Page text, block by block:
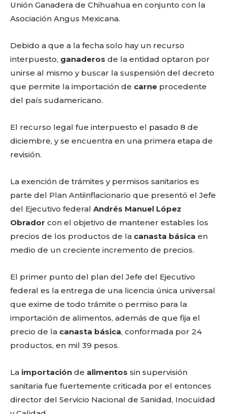
Facebook
Twitter
EmailWhatsApp
Copy
Link
Gmail
Telegram
Unión Ganadera de Chihuahua en conjunto con la
Asociación Angus Mexicana.
Debido a que a la fecha solo hay un recurso
interpuesto, ganaderos de la entidad optaron por
unirse al mismo y buscar la suspensión del decreto
que permite la importación de carne procedente
del país sudamericano.
El recurso legal fue interpuesto el pasado 8 de
diciembre, y se encuentra en una primera etapa de
revisión.
La exención de trámites y permisos sanitarios es
parte del Plan Antiinflacionario que presentó el Jefe
del Ejecutivo federal Andrés Manuel López
Obrador con el objetivo de mantener estables los
precios de los productos de la canasta básica en
medio de un creciente incremento de precios.
El primer punto del plan del Jefe del Ejecutivo
federal es la entrega de una licencia única universal
que exime de todo trámite o permiso para la
importación de alimentos, además de que fija el
precio de la canasta básica, conformada por 24
productos, en mil 39 pesos.
La importación de alimentos sin supervisión
sanitaria fue fuertemente criticada por el entonces
director del Servicio Nacional de Sanidad, Inocuidad